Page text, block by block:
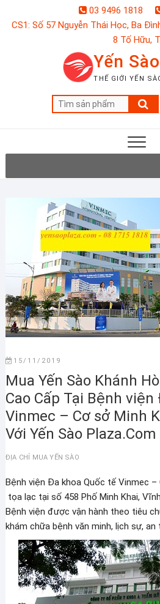
03 9496 1818
CS1: Số 57 Nguyễn Thái Học, Ba
8 Tố Hữu,
Yến
THẾ GIỚI YẾN
Tìm
kiếm:
15/11/2019
Mua Yến Sào Khánh
Cao Cấp Tại Bệnh
Vinmec – Cơ sở Minh
Với Yến Sào Plaza.Com
ĐỊA CHỈ MUA YẾN SÀO
Bệnh viện Đa khoa Quốc tế Vinmec –
tọa lạc tại số 458 Phố Minh Khai,
Bệnh viện được vận hành theo tiêu
khám chữa bệnh văn minh, lịch sự,